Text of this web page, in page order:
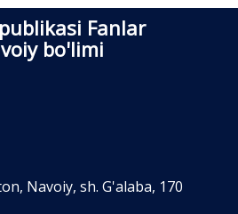
Fanlar
bo'limi
Navoiy, sh. G'alaba, 170